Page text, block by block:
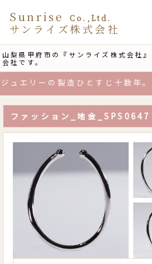
山梨県甲府市の『サンライズ株式会社
会社です。
Sunrise Co.,Ltd.
サンライズ株式会社
エリーの製造ひとすじ十数年。
ファッション_地金_SPS0647